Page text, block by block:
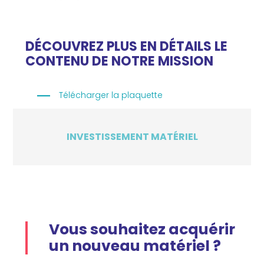
DÉCOUVREZ PLUS EN DÉTAILS LE
CONTENU DE NOTRE MISSION
Télécharger la plaquette
INVESTISSEMENT MATÉRIEL
Vous souhaitez acquérir
un nouveau matériel ?